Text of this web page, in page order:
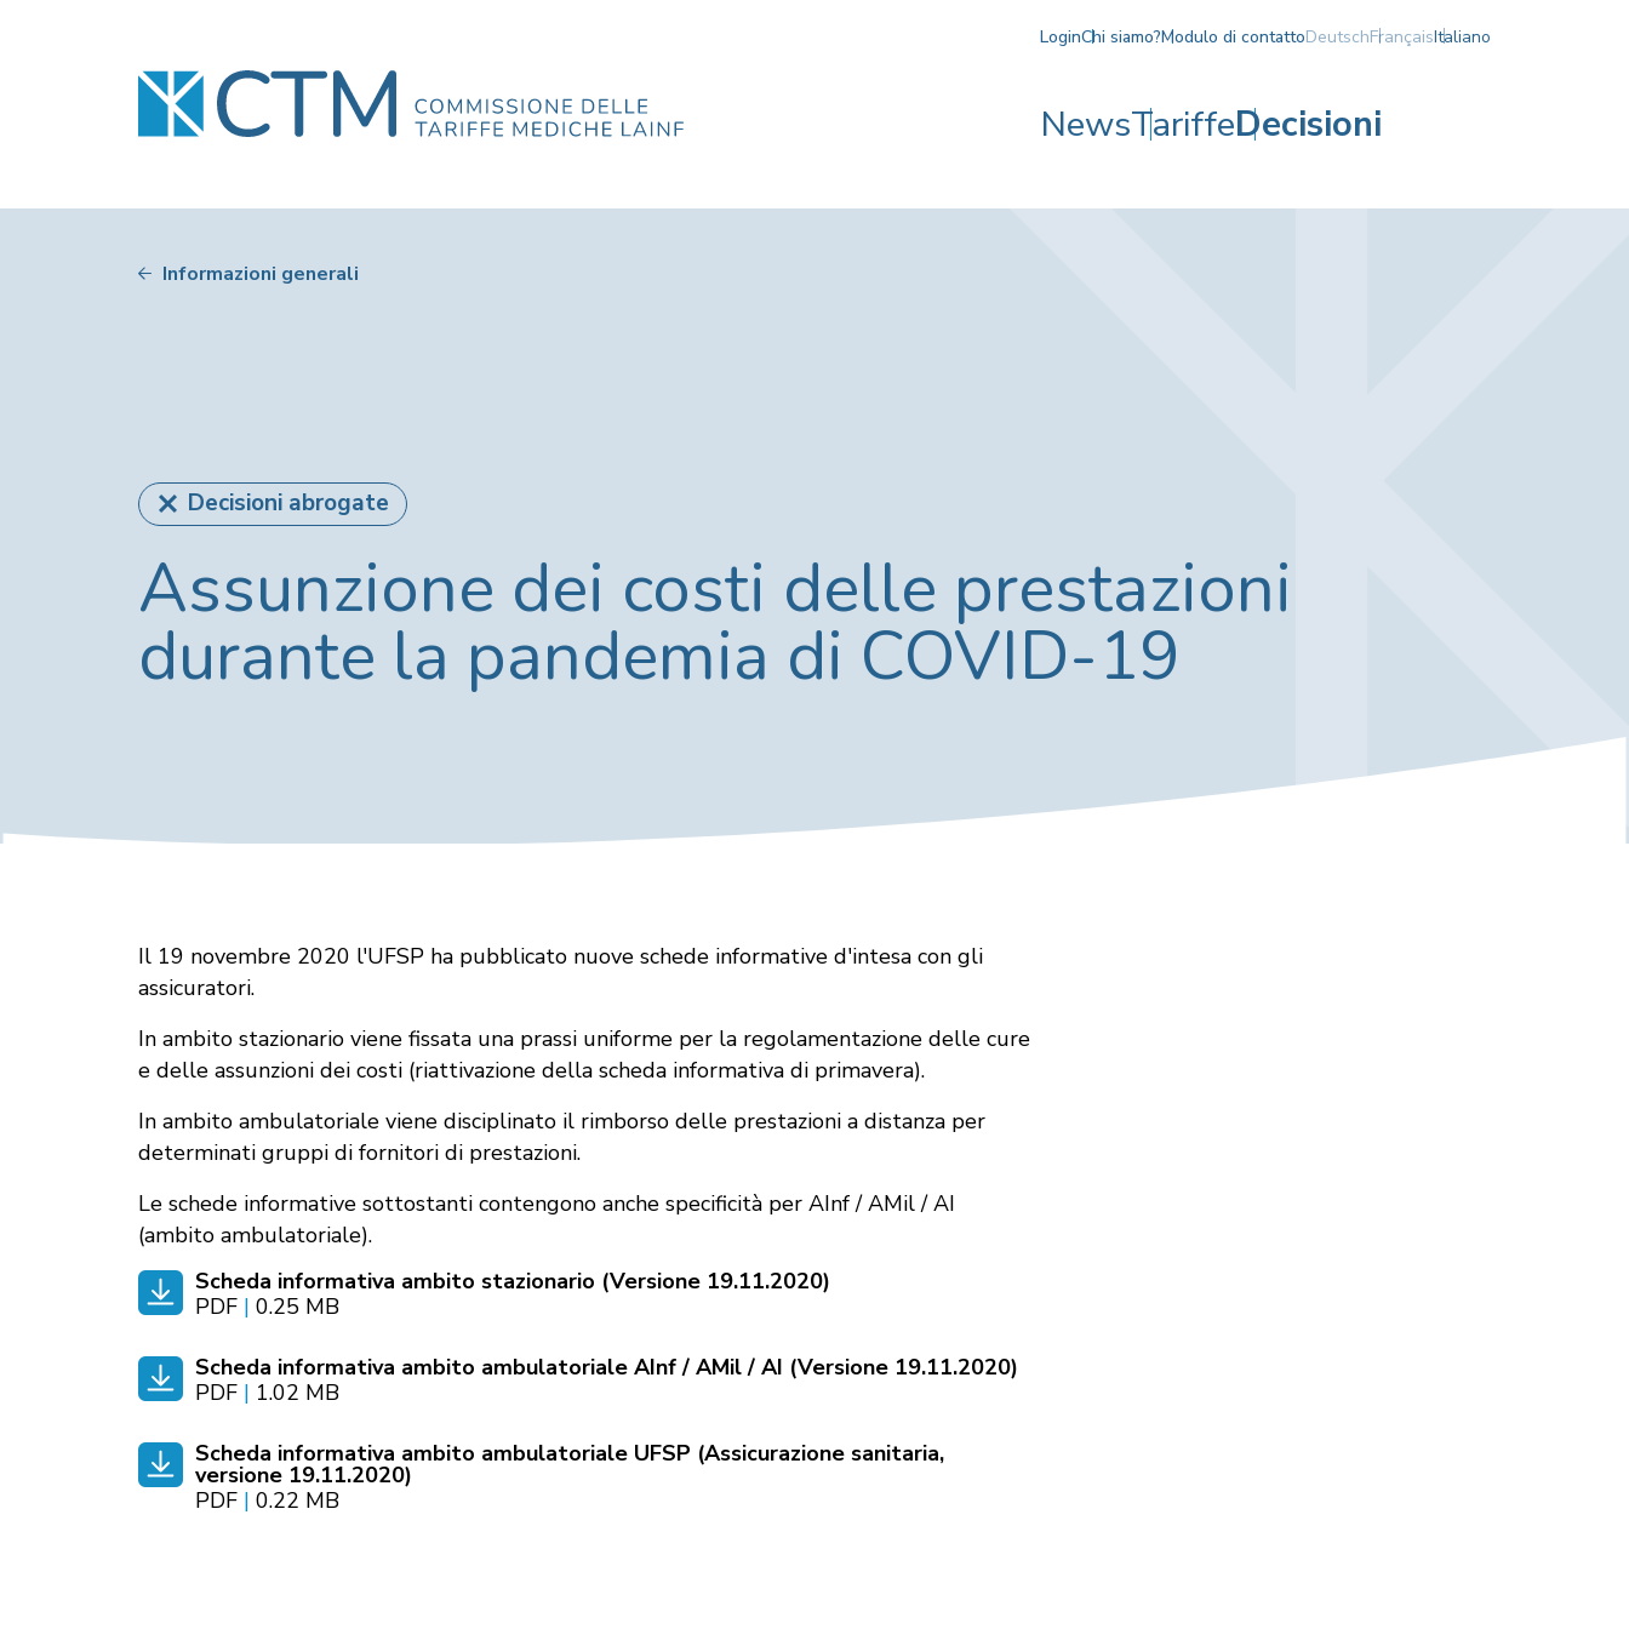
NewsTariffeDecisioni
LoginChi siamo?Modulo di contattoDeutschFrançaisItaliano
Informazioni generali
Decisioni abrogate
Assunzione dei costi delle prestazioni
durante la pandemia di COVID-19
Il 19 novembre 2020 l'UFSP ha pubblicato nuove schede informative d'intesa con gli
assicuratori.
In ambito stazionario viene fissata una prassi uniforme per la regolamentazione delle cure
e delle assunzioni dei costi (riattivazione della scheda informativa di primavera).
In ambito ambulatoriale viene disciplinato il rimborso delle prestazioni a distanza per
determinati gruppi di fornitori di prestazioni.
Le schede informative sottostanti contengono anche specificità per AInf / AMil / AI
(ambito ambulatoriale).
Scheda informativa ambito stazionario (Versione 19.11.2020)
PDF | 0.25 MB
Scheda informativa ambito ambulatoriale AInf / AMil / AI (Versione 19.11.2020)
PDF | 1.02 MB
Scheda informativa ambito ambulatoriale UFSP (Assicurazione sanitaria,
versione 19.11.2020)
PDF | 0.22 MB